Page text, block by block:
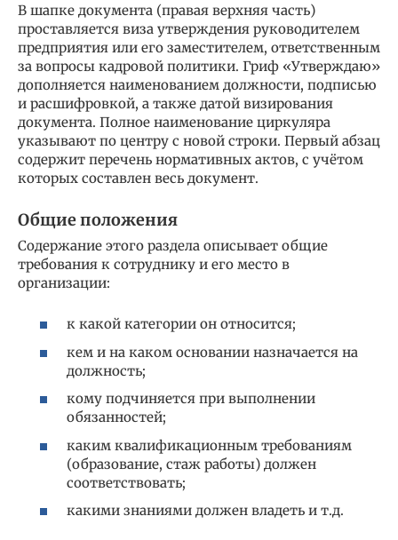
В шапке документа (правая верхняя часть)
проставляется виза утверждения руководителем
предприятия или его заместителем, ответственным
за вопросы кадровой политики. Гриф «Утверждаю»
дополняется наименованием должности, подписью
и расшифровкой, а также датой визирования
документа. Полное наименование циркуляра
указывают по центру с новой строки. Первый абзац
содержит перечень нормативных актов, с учётом
которых составлен весь документ.
Общие положения
Содержание этого раздела описывает общие
требования к сотруднику и его место в
организации:
к какой категории он относится;
кем и на каком основании назначается на
должность;
кому подчиняется при выполнении
обязанностей;
каким квалификационным требованиям
(образование, стаж работы) должен
соответствовать;
какими знаниями должен владеть и т.д.